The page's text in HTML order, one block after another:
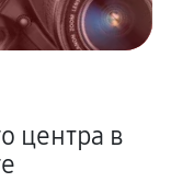
центра в